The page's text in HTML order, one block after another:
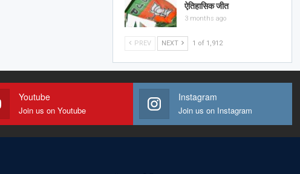
ऐतिहासिक जीत
3 months ago
PREV NEXT 1 of 1,912
Youtube
Join us on Youtube
Instagram
Join us on Instagram